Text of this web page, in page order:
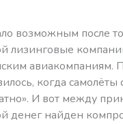
возможным после
лизинговые
авиакомпаниям.
когда
И вот между
денег найден